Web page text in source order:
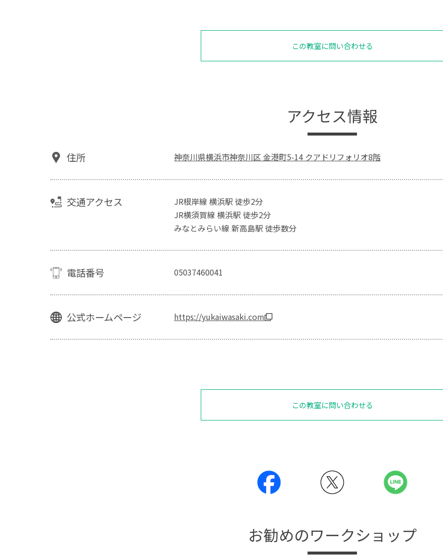
この教室に問い合わせる
アクセス情報
住所 神奈川県横浜市神奈川区 金港町5-14 クアドリフォリオ8階
交通アクセス
JR根岸線 横浜駅 徒歩2分
JR横須賀線 横浜駅 徒歩2分
みなとみらい線 新高島駅 徒歩数分
電話番号 05037460041
公式ホームページ https://yukaiwasaki.com
この教室に問い合わせる
お勧めのワークショップ